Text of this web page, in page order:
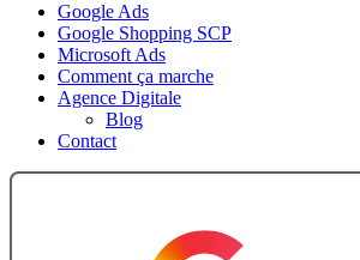
Google Ads
Google Shopping SCP
Microsoft Ads
Comment ça marche
Agence Digitale
Blog
Contact